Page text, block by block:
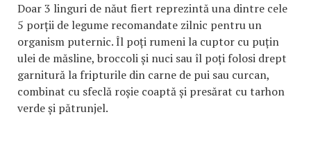
Doar 3 linguri de năut fiert reprezintă una dintre cele
5 porții de legume recomandate zilnic pentru un
organism puternic. Îl poți rumeni la cuptor cu puțin
ulei de măsline, broccoli și nuci sau îl poți folosi drept
garnitură la fripturile din carne de pui sau curcan,
combinat cu sfeclă roșie coaptă și presărat cu tarhon
verde și pătrunjel.